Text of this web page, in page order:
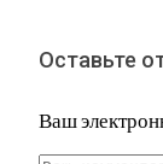
Оставьте
Ваш